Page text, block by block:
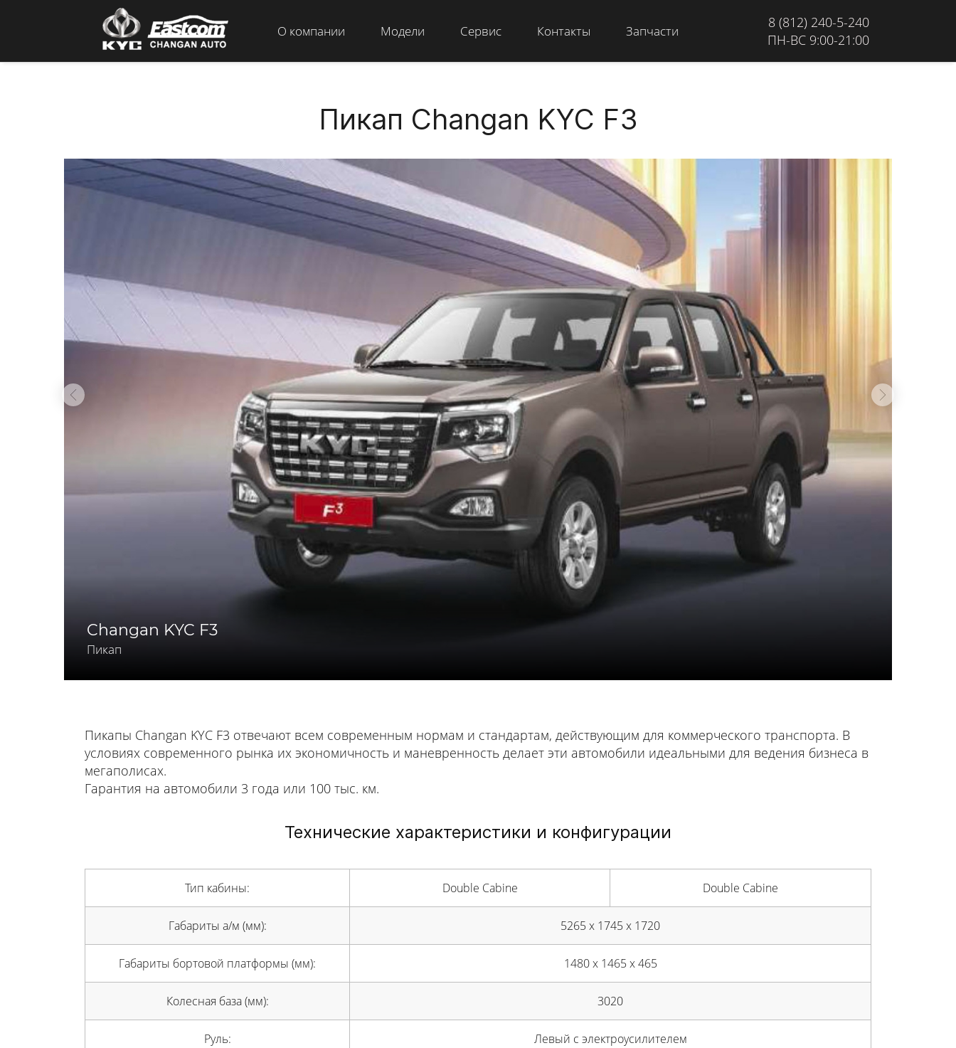
О компании Модели Сервис Контакты Запчасти
8 (812) 240-5-240
ПН-ВС 9:00-21:00
Пикап Changan KYC F3
Changan KYC F3
Пикап
Пикапы Changan KYC F3 отвечают всем современным нормам и стандартам, действующим для коммерческого транспорта. В
условиях современного рынка их экономичность и маневренность делает эти автомобили идеальными для ведения бизнеса в
мегаполисах.
Гарантия на автомобили 3 года или 100 тыс. км.
Технические характеристики и конфигурации
Тип кабины: Double Cabine Double Cabine
Габариты а/м (мм): 5265 x 1745 x 1720
Габариты бортовой платформы (мм): 1480 x 1465 x 465
Колесная база (мм): 3020
Руль: Левый с электроусилителем